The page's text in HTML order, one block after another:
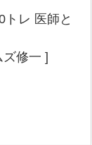
レ 医師と
修一 ]